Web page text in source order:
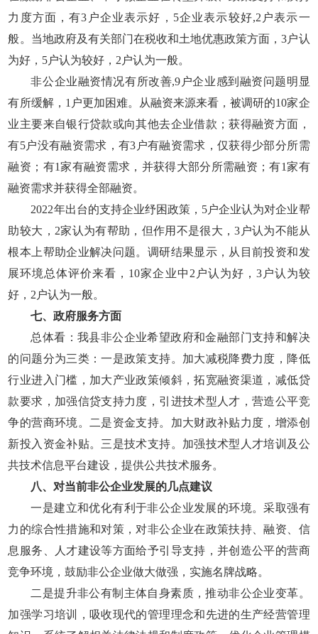
力度方面，有3户企业表示好，5企业表示较好,2户表示一
般。当地政府及有关部门在税收和土地优惠政策方面，3户认
为好，5户认为较好，2户认为一般。
非公企业融资情况有所改善,9户企业感到融资问题明显
有所缓解，1户更加困难。从融资来源来看，被调研的10家企
业主要来自银行贷款或向其他去企业借款；获得融资方面，
有5户没有融资需求，有3户有融资需求，仅获得少部分所需
融资；有1家有融资需求，并获得大部分所需融资；有1家有
融资需求并获得全部融资。
2022年出台的支持企业纾困政策，5户企业认为对企业帮
助较大，2家认为有帮助，但作用不是很大，3户认为不能从
根本上帮助企业解决问题。调研结果显示，从目前投资和发
展环境总体评价来看，10家企业中2户认为好，3户认为较
好，2户认为一般。
七、政府服务方面
总体看：我县非公企业希望政府和金融部门支持和解决
的问题分为三类：一是政策支持。加大减税降费力度，降低
行业进入门槛，加大产业政策倾斜，拓宽融资渠道，减低贷
款要求，加强信贷支持力度，引进技术型人才，营造公平竞
争的营商环境。二是资金支持。加大财政补贴力度，增添创
新投入资金补贴。三是技术支持。加强技术型人才培训及公
共技术信息平台建设，提供公共技术服务。
八、对当前非公企业发展的几点建议
一是建立和优化有利于非公企业发展的环境。采取强有
力的综合性措施和对策，对非公企业在政策扶持、融资、信
息服务、人才建设等方面给予引导支持，并创造公平的营商
竞争环境，鼓励非公企业做大做强，实施名牌战略。
二是提升非公有制主体自身素质，推动非公企业变革。
加强学习培训，吸收现代的管理理念和先进的生产经营管理